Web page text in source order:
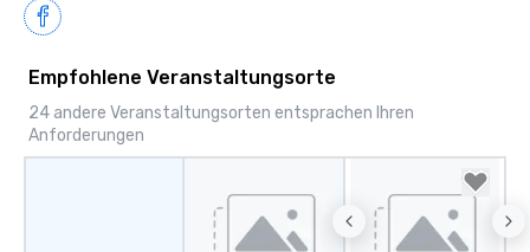
Empfohlene Veranstaltungsorte
24 andere Veranstaltungsorten entsprachen Ihren
Anforderungen